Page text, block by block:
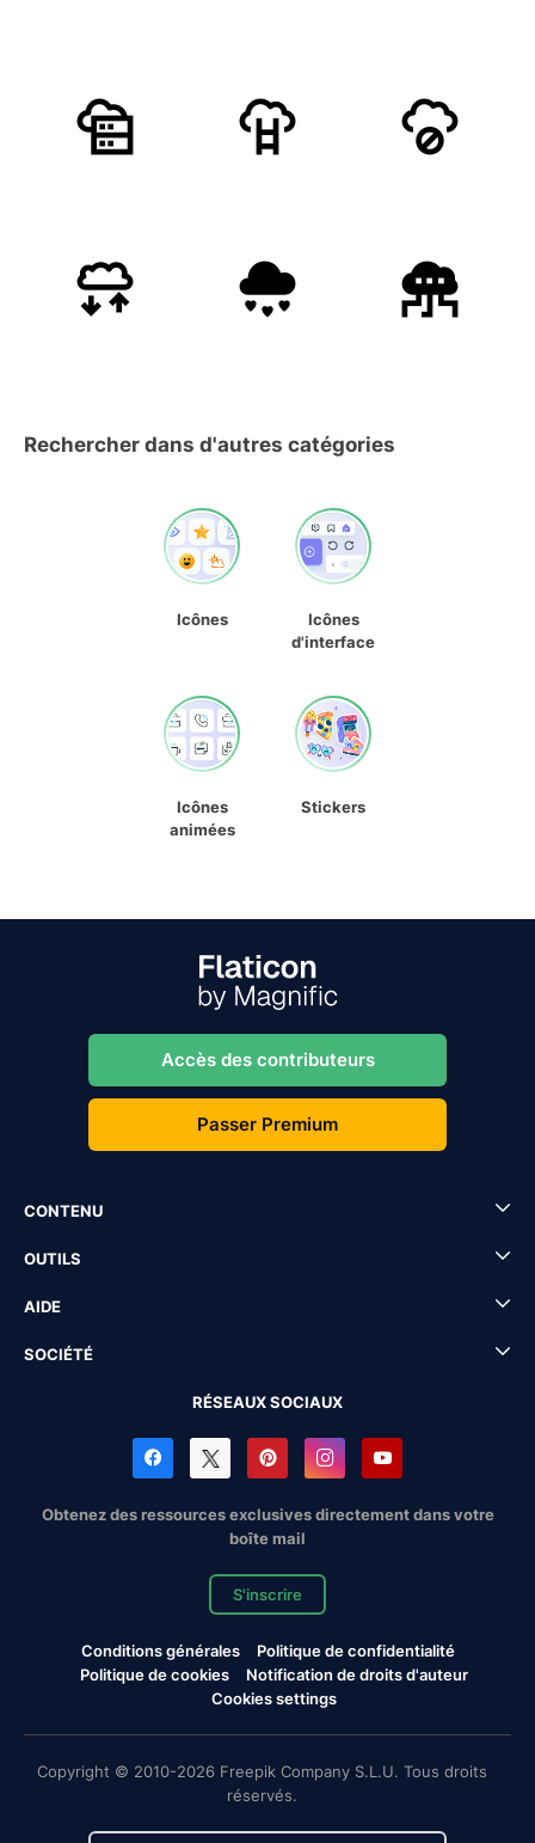
Rechercher dans d'autres catégories
Icônes
Icônes
d'interface
Icônes
animées
Stickers
Accès des contributeurs
Passer Premium
CONTENU
OUTILS
AIDE
SOCIÉTÉ
RÉSEAUX SOCIAUX
Obtenez des ressources exclusives directement dans votre
boîte mail
S'inscrire
Conditions générales
Politique de confidentialité
Politique de cookies
Notification de droits d'auteur
Cookies settings
Copyright © 2010-2026 Freepik Company S.L.U. Tous droits
réservés.